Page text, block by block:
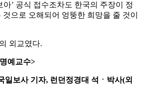
아’ 공식 접수조차도 한국의 주장이 정
으로 오해되어 엉뚱한 희망을 줄 것이
외교였다.
예교수>
일보사 기자, 런던정경대 석ㆍ박사(외